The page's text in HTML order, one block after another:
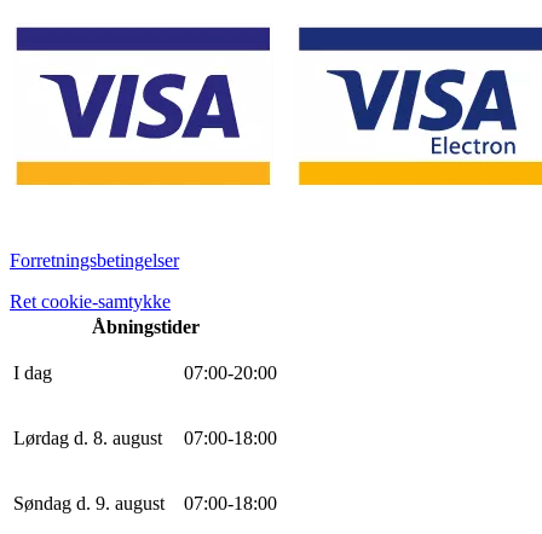
Forretningsbetingelser
Ret cookie-samtykke
Åbningstider
I dag 07:00-20:00
Lørdag d. 8. august 07:00-18:00
Søndag d. 9. august 07:00-18:00